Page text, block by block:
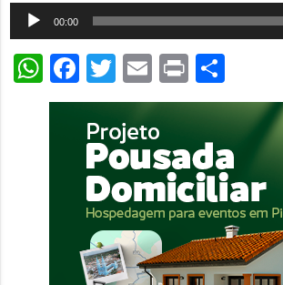
Tocador
de
áudio
00:00
WhatsApp
Facebook
Twitter
Email
PrintShare